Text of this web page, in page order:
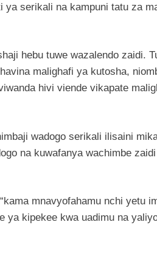
serikali na kampuni tatu za
hebu tuwe wazalendo zaidi.
malighafi ya kutosha,
hivi viende vikapate
wadogo serikali ilisaini
na kuwafanya wachimbe
mnavyofahamu nchi yetu
ya kipekee kwa uadimu na